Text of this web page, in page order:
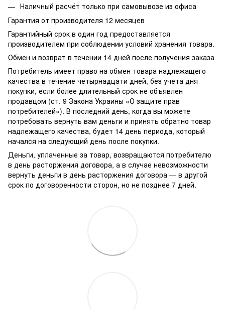
Наличный расчёт только при самовывозе из офиса
Гарантия от производителя 12 месяцев
Гарантийный срок в один год предоставляется
производителем при соблюдении условий хранения товара.
Обмен и возврат в течении 14 дней после получения заказа
Потребитель имеет право на обмен товара надлежащего
качества в течение четырнадцати дней, без учета дня
покупки, если более длительный срок не объявлен
продавцом (ст. 9 Закона Украины «О защите прав
потребителей»). В последний день, когда вы можете
потребовать вернуть вам деньги и принять обратно товар
надлежащего качества, будет 14 день периода, который
начался на следующий день после покупки.
Деньги, уплаченные за товар, возвращаются потребителю
в день расторжения договора, а в случае невозможности
вернуть деньги в день расторжения договора — в другой
срок по договоренности сторон, но не позднее 7 дней.